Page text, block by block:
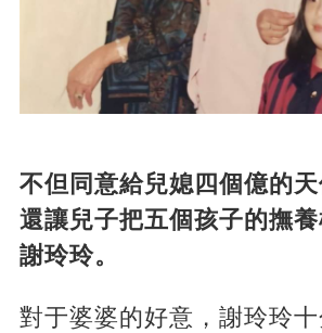
不但同意給兒媳四個億的天
還讓兒子把五個孩子的撫
謝玲玲。
對于婆婆的好意，謝玲玲十